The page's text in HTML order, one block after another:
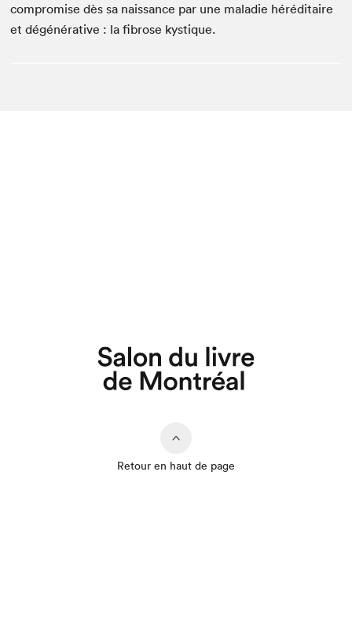
compromise dès sa naissance par une maladie héréditaire
et dégénérative : la fibrose kystique.
Retour en haut de page